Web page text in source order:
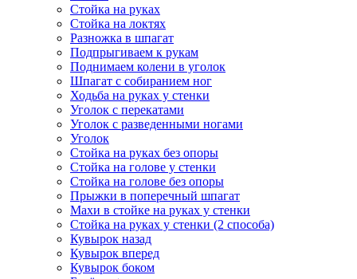
Стойка на руках
Стойка на локтях
Разножка в шпагат
Подпрыгиваем к рукам
Поднимаем колени в уголок
Шпагат с собиранием ног
Ходьба на руках у стенки
Уголок с перекатами
Уголок с разведенными ногами
Уголок
Стойка на руках без опоры
Стойка на голове у стенки
Стойка на голове без опоры
Прыжки в поперечный шпагат
Махи в стойке на руках у стенки
Стойка на руках у стенки (2 способа)
Кувырок назад
Кувырок вперед
Кувырок боком